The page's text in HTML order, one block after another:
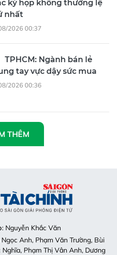
kỳ họp không thường lệ
nhất
2026 00:37
TPHCM: Ngành bán lẻ
tay vực dậy sức mua
2026 00:36
THÊM
: Nguyễn Khắc Văn
Anh, Phạm Văn Trường, Bùi
Phạm Thị Vân Anh, Dương